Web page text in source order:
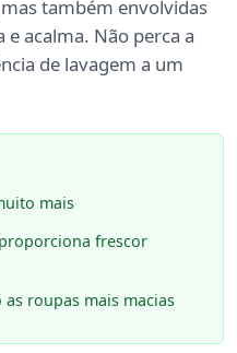
também envolvidas
acalma. Não perca a
de lavagem a um
mais
frescor
roupas mais macias